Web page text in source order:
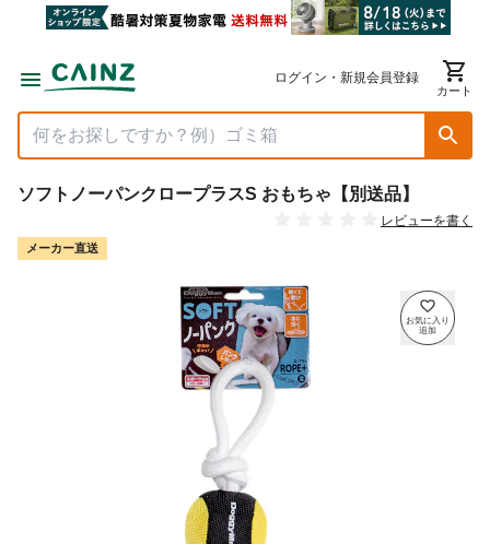
ログイン・新規会員登録
カート
ソフトノーパンクロープラスS おもちゃ【別送品】
レビューを書く
メーカー直送